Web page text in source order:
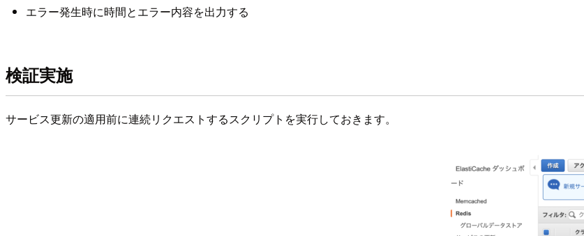
エラー発生時に時間とエラー内容を出力する
検証実施
サービス更新の適用前に連続リクエストするスクリプトを実行しておきます。